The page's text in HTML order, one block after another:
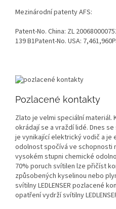
Mezinárodní patenty AFS:
Patent-No. China: ZL
139 B1Patent-No. USA:
Pozlacené kontakty
Zlato je velmi speciální materiál.
okrádají se a vraždí lidé. Dnes
je vynikající elektrický vodič a je
odolnost spočívá ve schopnosti
vysokém stupni chemické
70% poruch svítilen lze přičíst
způsobených kyselinou nebo
svítilny LEDLENSER pozlacené
opatření vydrží svítilny